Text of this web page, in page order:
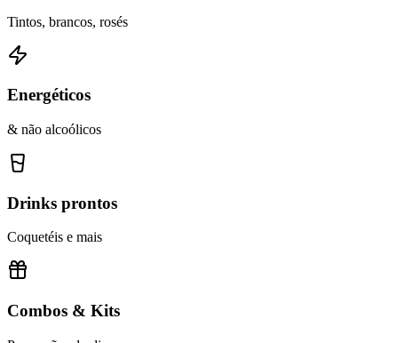
Tintos, brancos, rosés
Energéticos
& não alcoólicos
Drinks prontos
Coquetéis e mais
Combos & Kits